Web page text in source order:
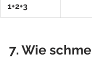
1+2+3
7. Wie